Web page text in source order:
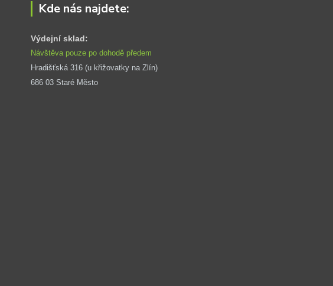
Kde nás najdete:
Výdejní sklad:
Návštěva pouze po dohodě předem
Hradišťská 316 (u křižovatky na Zlín)
686 03 Staré Město